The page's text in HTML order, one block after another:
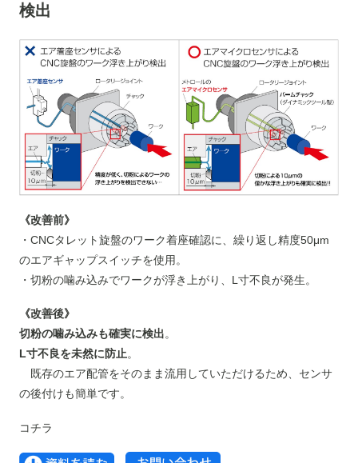
検出
《改善前》
・CNCタレット旋盤のワーク着座確認に、繰り返し精度50μm
のエアギャップスイッチを使用。
・切粉の噛み込みでワークが浮き上がり、L寸不良が発生。
《改善後》
切粉の噛み込みも確実に検出。
L寸不良を未然に防止。
既存のエア配管をそのまま流用していただけるため、センサ
の後付けも簡単です。
コチラ